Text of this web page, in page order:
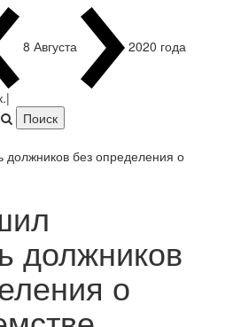
8 Августа 2020 го|
без определения о
должников
о